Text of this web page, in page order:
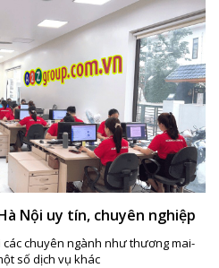
Nội uy tín, chuyên nghiệp
các chuyên ngành như thương mai-
số dịch vụ khác